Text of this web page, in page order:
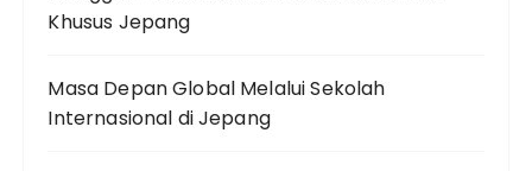
Khusus Jepang
Masa Depan Global Melalui Sekolah
Internasional di Jepang